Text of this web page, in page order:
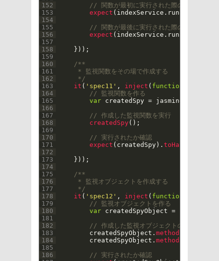
152
153
154
155
156
157
158
159
160
161
162
163
164
165
166
167
168
169
170
171
172
173
174
175
176
177
178
179
180
181
182
183
184
185
186
// 関数が最初に実行された際の情報を取得
expect ( indexService . run5
// 関数が最後に実行された際の情報を取得
expect ( indexService . run5
} ) ) ;
/**
* 監視関数をその場で作成する
*/
it ( 'spec11' , inject ( function
// 監視関数を作る
var createdSpy = jasmine
// 作成した監視関数を実行
createdSpy( ) ;
// 実行されたか確認
expect ( createdSpy ) .
} ) ) ;
/**
* 監視オブジェクトを作成する
*/
it ( 'spec12' , inject ( function
// 監視オブジェクトを作る
var createdSpyObject =
// 作成した監視オブジェクトの関数を実行
createdSpyObject . method1
createdSpyObject . method3
// 実行されたか確認